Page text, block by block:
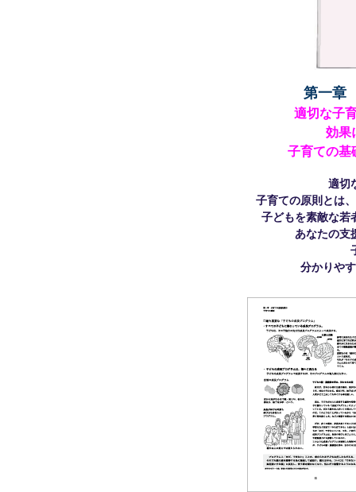
第一章
適切な子
効果
子育ての基
適切
子育ての原則とは
子どもを素敵な若
あなたの支
分かりや